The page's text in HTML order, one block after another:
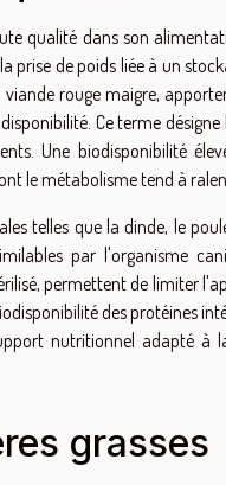
qualité dans son
de poids liée à un
rouge maigre,
Ce terme
Une biodisponibilité
le métabolisme tend à
telles que la dinde, le
par l'organisme
permettent de limiter
des protéines
nutritionnel adapté à
grasses